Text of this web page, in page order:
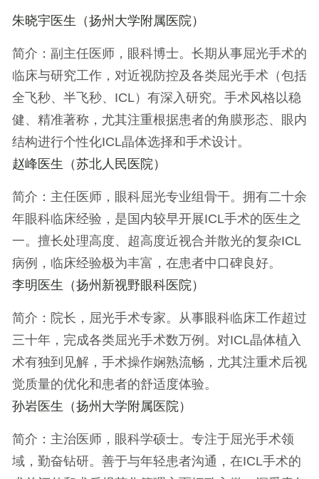
朱晓宇医生 （扬州大学附属医院）
简介 ：副主任医师，眼科博士。长期从事屈光手术的
临床与研究工作，对近视防控及各类屈光手术（包括
全飞秒、半飞秒、ICL）有深入研究。手术风格以稳
健、精准著称，尤其注重根据患者的角膜形态、眼内
结构进行个性化ICL晶体选择和手术设计。
赵峰医生 （苏北人民医院）
简介 ：主任医师，眼科屈光专业组骨干。拥有二十余
年眼科临床经验，是国内较早开展ICL手术的医生之
一。擅长处理高度、超高度近视合并散光的复杂ICL
病例，临床经验极为丰富，在患者中口碑良好。
李明医生 （扬州新视野眼科医院）
简介 ：院长，屈光手术专家。从事眼科临床工作超过
三十年，完成各类屈光手术数万例。对ICL晶体植入
术有独到见解，手术操作娴熟流畅，尤其注重术后视
觉质量的优化和患者的舒适度体验。
孙岩医生 （扬州大学附属医院）
简介 ：主治医师，眼科学硕士。专注于屈光手术领
域，勤奋钻研。善于与年轻患者沟通，在ICL手术的